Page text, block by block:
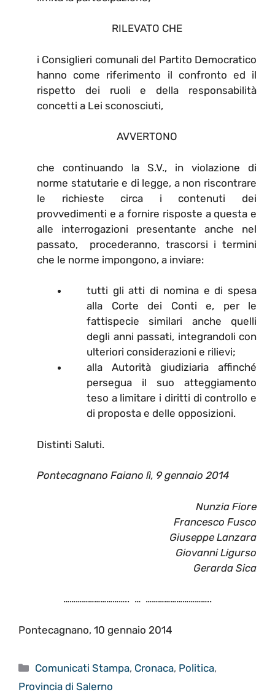
RILEVATO CHE
i Consiglieri comunali del Partito Democratico
hanno come riferimento il confronto ed il
rispetto dei ruoli e della responsabilità
concetti a Lei sconosciuti,
AVVERTONO
che continuando la S.V., in violazione di
norme statutarie e di legge, a non riscontrare
le richieste circa i contenuti dei
provvedimenti e a fornire risposte a questa e
alle interrogazioni presentante anche nel
passato, procederanno, trascorsi i termini
che le norme impongono, a inviare:
tutti gli atti di nomina e di spesa
alla Corte dei Conti e, per le
fattispecie similari anche quelli
degli anni passati, integrandoli con
ulteriori considerazioni e rilievi;
alla Autorità giudiziaria affinché
persegua il suo atteggiamento
teso a limitare i diritti di controllo e
di proposta e delle opposizioni.
Distinti Saluti.
Pontecagnano Faiano lì, 9 gennaio 2014
Nunzia Fiore
Francesco Fusco
Giuseppe Lanzara
Giovanni Ligurso
Gerarda Sica
………………………….. … …………………………..
Pontecagnano, 10 gennaio 2014
Categorie
Comunicati Stampa, Cronaca, Politica,
Provincia di Salerno